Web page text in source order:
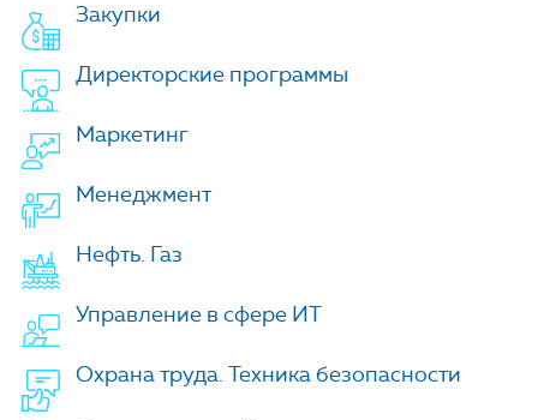
Закупки
Директорские программы
Маркетинг
Менеджмент
Нефть. Газ
Управление в сфере ИТ
Охрана труда. Техника безопасности